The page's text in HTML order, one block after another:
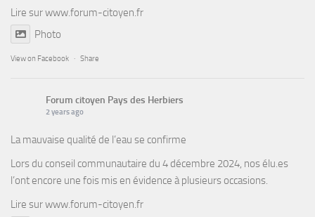
Lire surwww.forum-citoyen.fr
Photo
View on Facebook · Share
Forum citoyen Pays des Herbiers
2 years ago
La mauvaise qualité de l’eau se confirme
Lors du conseil communautaire du 4 décembre 2024, nos élu.es
l’ont encore une fois mis en évidence à plusieurs occasions.
Lire surwww.forum-citoyen.fr